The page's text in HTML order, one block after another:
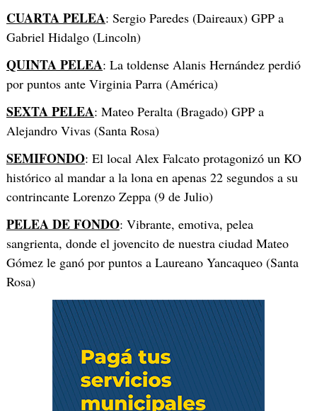
CUARTA PELEA: Sergio Paredes (Daireaux) GPP a
Gabriel Hidalgo (Lincoln)
QUINTA PELEA: La toldense Alanis Hernández perdió
por puntos ante Virginia Parra (América)
SEXTA PELEA: Mateo Peralta (Bragado) GPP a
Alejandro Vivas (Santa Rosa)
SEMIFONDO: El local Alex Falcato protagonizó un KO
histórico al mandar a la lona en apenas 22 segundos a su
contrincante Lorenzo Zeppa (9 de Julio)
PELEA DE FONDO: Vibrante, emotiva, pelea
sangrienta, donde el jovencito de nuestra ciudad Mateo
Gómez le ganó por puntos a Laureano Yancaqueo (Santa
Rosa)